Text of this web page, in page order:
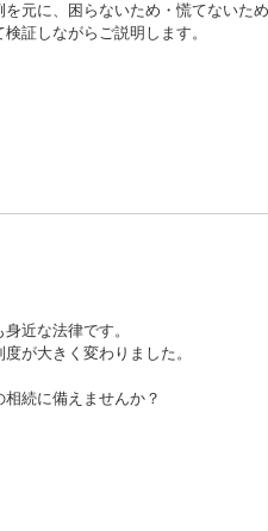
元に、困らないため・慌てないた
証しながらご説明します。
近な法律です。
が大きく変わりました。
続に備えませんか？